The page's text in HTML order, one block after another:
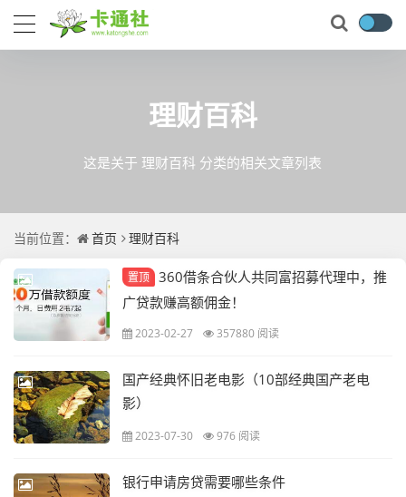
理财百科
这是关于 理财百科 分类的相关文章列表
当前位置： 首页 理财百科
置顶 360借条合伙人共同富招募代理中，推
广贷款赚高额佣金！
2023-02-27 357880 阅读
国产经典怀旧老电影（10部经典国产老电
影）
2023-07-30 976 阅读
银行申请房贷需要哪些条件